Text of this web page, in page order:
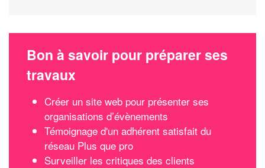
Bon à savoir pour préparer ses
travaux
Créer un site web pour présenter ses
organisations d’évènements
Témoignage d'un adhérent satisfait du
réseau Plus que pro
Surveiller les critiques des clients